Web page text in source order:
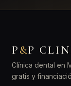
P&P
Clínica dental en
gratis y